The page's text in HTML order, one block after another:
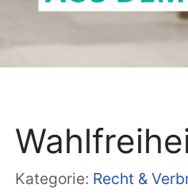
Kategorie: Recht &